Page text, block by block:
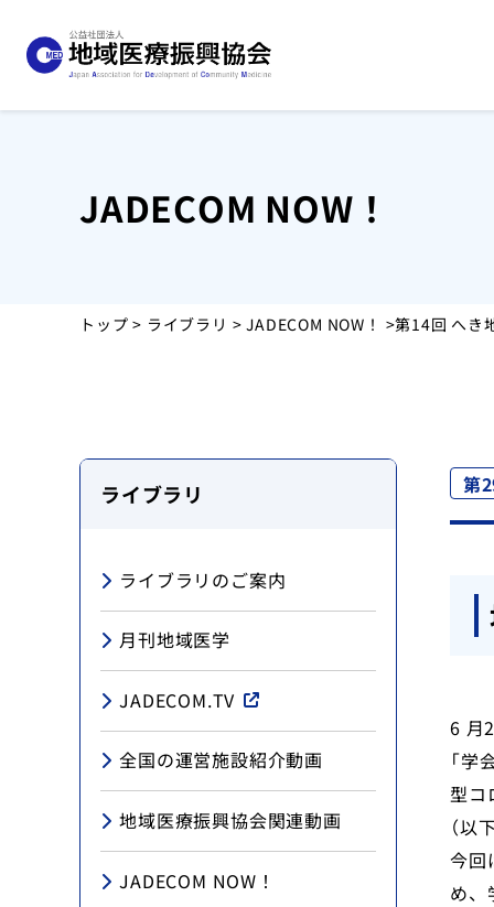
協会について
ライブラリ
入会のご案内
個人情報保護方針
お問い合わせ
JADECOM NOW！
トップ > ライブラリ >JADECOM NOW！ >第14回 へき
第
6 月
「
型コ
（以
今回
め、
ライブラリ
ライブラリのご案内
月刊地域医学
JADECOM.TV
全国の運営施設紹介動画
地域医療振興協会関連動画
JADECOM NOW！